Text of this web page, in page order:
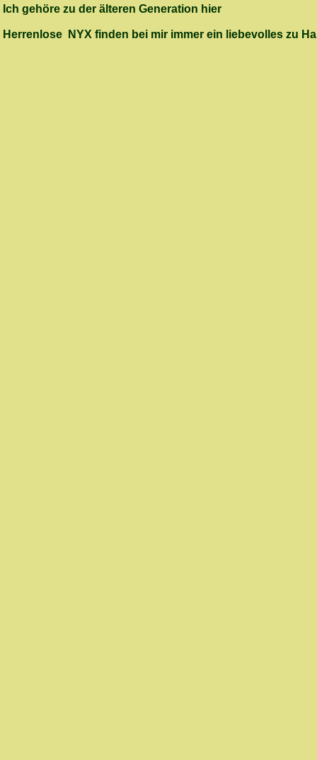
Ich gehöre zu der älteren Generation hier
Herrenlose NYX finden bei mir immer ein liebevolles zu